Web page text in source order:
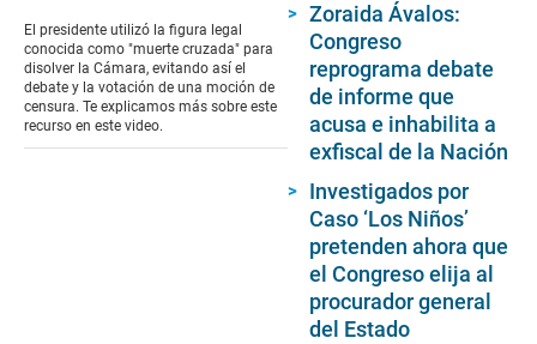
El presidente utilizó la figura legal
conocida como "muerte cruzada" para
disolver la Cámara, evitando así el
debate y la votación de una moción de
censura. Te explicamos más sobre este
recurso en este video.
Zoraida Ávalos:
Congreso
reprograma debate
de informe que
acusa e inhabilita a
exfiscal de la Nación
Investigados por
Caso ‘Los Niños’
pretenden ahora que
el Congreso elija al
procurador general
del Estado